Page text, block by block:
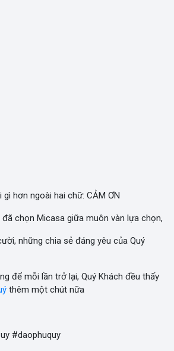
hơn ngoài hai chữ: CẢM ƠN
đã chọn Micasa giữa muôn vàn lựa chọn,
những chia sẻ đáng yêu của Quý
để mỗi lần trở lại, Quý Khách đều thấy
thêm một chút nữa
#daophuquy